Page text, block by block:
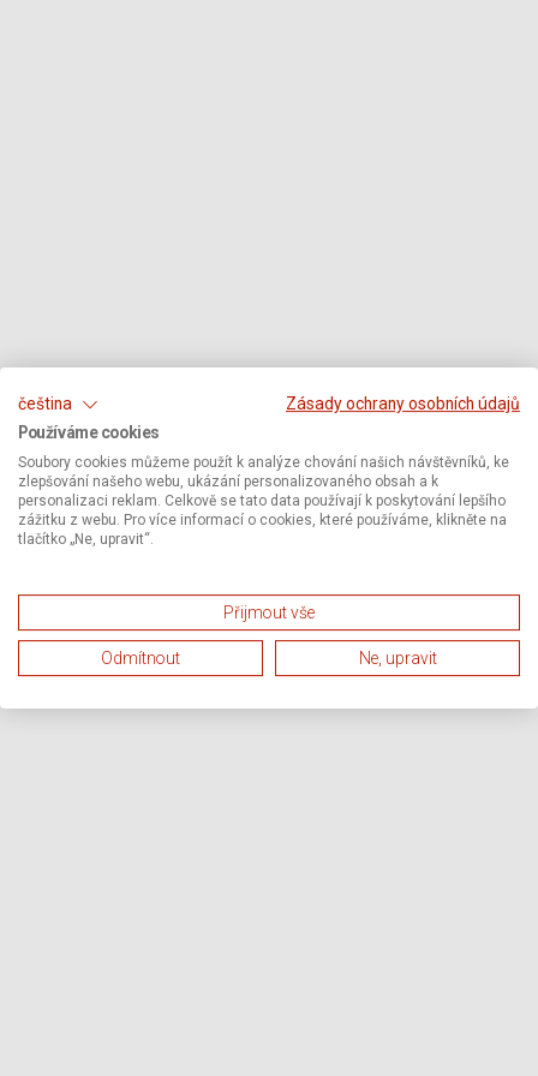
čeština
Zásady ochrany osobních údajů
Používáme cookies
Soubory cookies můžeme použít k analýze chování našich návštěvníků, ke
zlepšování našeho webu, ukázání personalizovaného obsah a k
personalizaci reklam. Celkově se tato data používají k poskytování lepšího
zážitku z webu. Pro více informací o cookies, které používáme, klikněte na
tlačítko „Ne, upravit“.
Přijmout vše
Odmítnout Ne, upravit